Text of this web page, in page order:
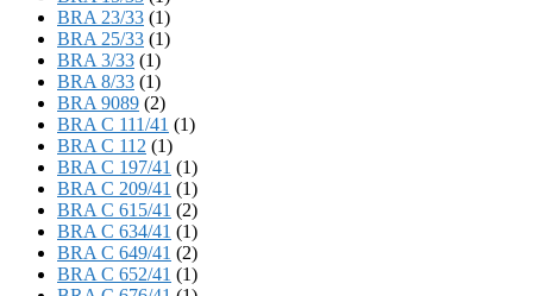
BRA 23/33 (1)
BRA 25/33 (1)
BRA 3/33 (1)
BRA 8/33 (1)
BRA 9089 (2)
BRA C 111/41 (1)
BRA C 112 (1)
BRA C 197/41 (1)
BRA C 209/41 (1)
BRA C 615/41 (2)
BRA C 634/41 (1)
BRA C 649/41 (2)
BRA C 652/41 (1)